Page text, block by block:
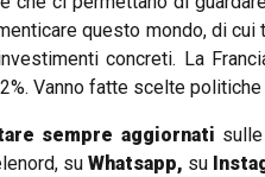
questo mondo, di
concreti. La
Vanno fatte scelte politiche
sempre aggiornati
su Whatsapp, su